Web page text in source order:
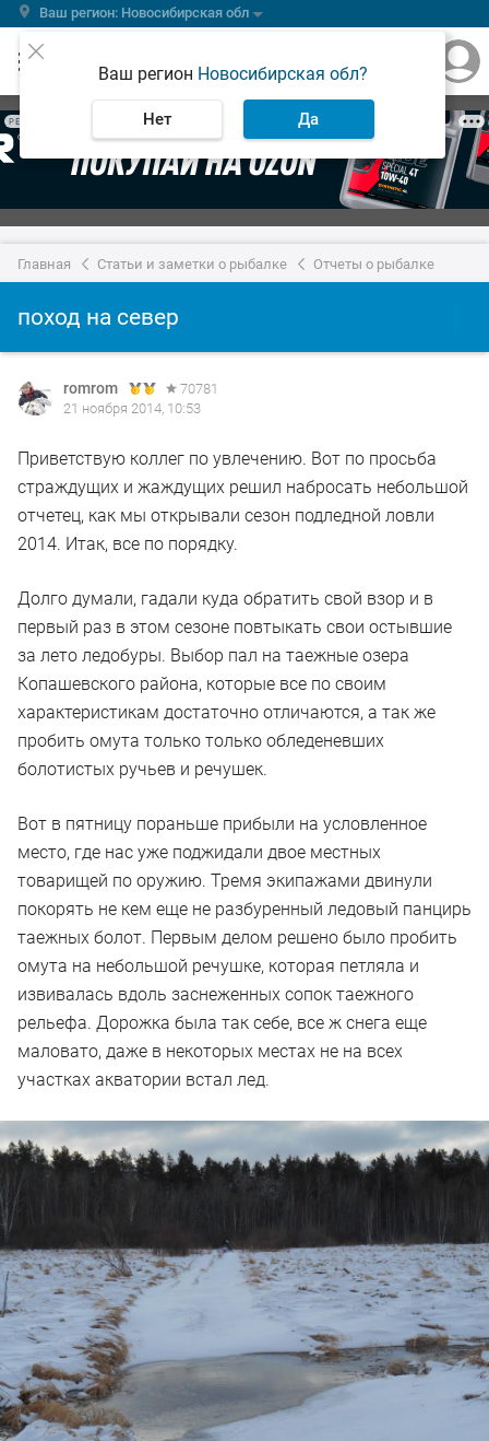
Ваш регион: Новосибирская обл
Ваш регион Новосибирская обл?
Нет Да
РЕКЛАМА
Главная Статьи и заметки о рыбалке Отчеты о рыбалке
поход на север
romrom
70781
21 ноября 2014, 10:53
Приветствую коллег по увлечению. Вот по просьба
страждущих и жаждущих решил набросать небольшой
отчетец, как мы открывали сезон подледной ловли
2014. Итак, все по порядку.
Долго думали, гадали куда обратить свой взор и в
первый раз в этом сезоне повтыкать свои остывшие
за лето ледобуры. Выбор пал на таежные озера
Копашевского района, которые все по своим
характеристикам достаточно отличаются, а так же
пробить омута только только обледеневших
болотистых ручьев и речушек.
Вот в пятницу пораньше прибыли на условленное
место, где нас уже поджидали двое местных
товарищей по оружию. Тремя экипажами двинули
покорять не кем еще не разбуренный ледовый панцирь
таежных болот. Первым делом решено было пробить
омута на небольшой речушке, которая петляла и
извивалась вдоль заснеженных сопок таежного
рельефа. Дорожка была так себе, все ж снега еще
маловато, даже в некоторых местах не на всех
участках акватории встал лед.